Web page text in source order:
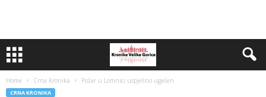
Home Crna Kronika Požar u Lomnici uspješno ugašen
CRNA KRONIKA